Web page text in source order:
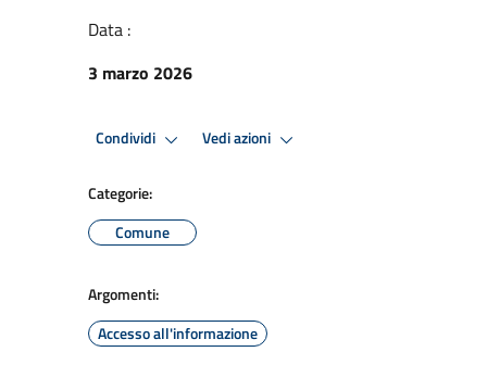
Data :
3 marzo 2026
Condividi Vedi azioni
Categorie:
Comune
Argomenti:
Accesso all'informazione